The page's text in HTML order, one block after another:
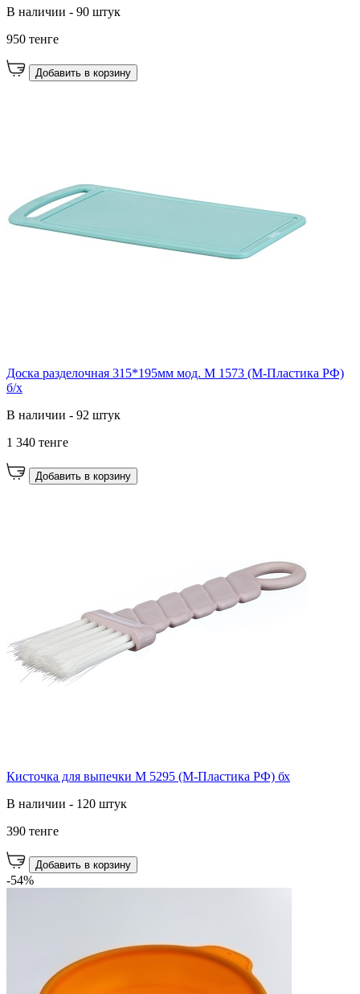
В наличии - 90 штук
950 тенге
Добавить в корзину
Доска разделочная 315*195мм мод. М 1573 (М-Пластика РФ)
б/х
В наличии - 92 штук
1 340 тенге
Добавить в корзину
Кисточка для выпечки М 5295 (М-Пластика РФ) бх
В наличии - 120 штук
390 тенге
Добавить в корзину
-54%